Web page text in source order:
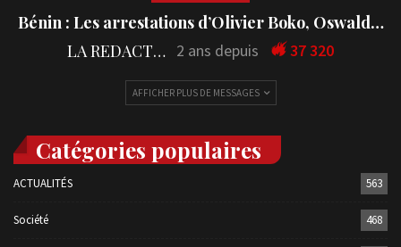
Bénin : Les arrestations d’Olivier Boko, Oswald…
LA REDACTION 2 ans depuis 37 320
AFFICHER PLUS DE MESSAGES
Catégories populaires
ACTUALITÉS 563
Société 468